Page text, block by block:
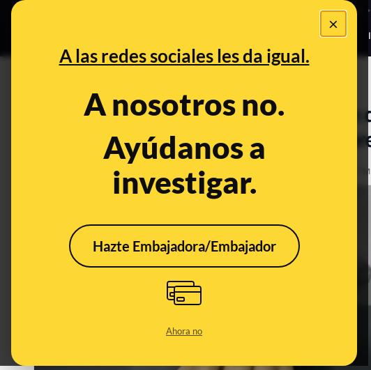
×
A las redes sociales les da igual.
A nosotros no.
Ayúdanos a
investigar.
Hazte Embajadora/Embajador
Ahora no
Bulos Ceuta •
PREBUNKING
Qué sabe la ciencia sobre la ilusión
posibilidad de sentir estímulos
Dec 27, 2021, 4:47:41 PM